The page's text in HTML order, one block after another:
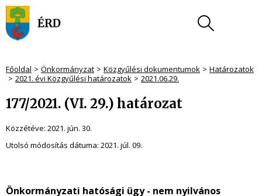
Főoldal Önkormányzat Közgyűlési dokumentumok
Határozatok
2021. évi Közgyűlési határozatok
2021.06.29.
177/2021. (VI. 29.) határozat
Közzétéve: 2021. jún. 30.
Utolsó módosítás dátuma: 2021. júl. 09.
Önkormányzati hatósági ügy - nem nyilvános